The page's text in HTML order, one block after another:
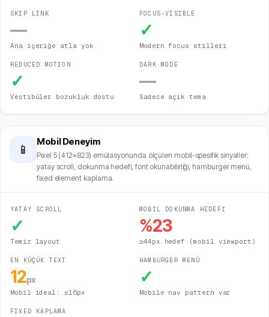
SKIP LINK
—
Ana içeriğe atla yok
FOCUS-VISIBLE
✓
Modern focus stilleri
REDUCED MOTION
✓
Vestibüler bozukluk dostu
DARK MODE
—
Sadece açık tema
📱
Mobil Deneyim
Pixel 5 (412×823) emülasyonunda ölçülen mobil-spesifik sinyaller:
yatay scroll, dokunma hedefi, font okunabilirliği, hamburger menü,
fixed element kaplama.
YATAY SCROLL
✓
Temiz layout
MOBİL DOKUNMA HEDEFİ
%23
≥44px hedef (mobil viewport)
EN KÜÇÜK TEXT
12px
Mobil ideal: ≥16px
HAMBURGER MENÜ
✓
Mobile nav pattern var
FIXED KAPLAMA